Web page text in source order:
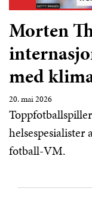
Morten
med
20. mai 2026
fotball-VM.